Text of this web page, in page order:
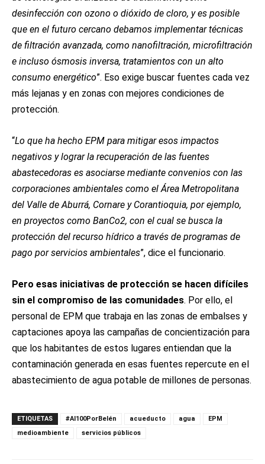
desinfección con ozono o dióxido de cloro, y es posible
que en el futuro cercano debamos implementar técnicas
de filtración avanzada, como nanofiltración, microfiltración
e incluso ósmosis inversa, tratamientos con un alto
consumo energético”. Eso exige buscar fuentes cada vez
más lejanas y en zonas con mejores condiciones de
protección.
“Lo que ha hecho EPM para mitigar esos impactos
negativos y lograr la recuperación de las fuentes
abastecedoras es asociarse mediante convenios con las
corporaciones ambientales como el Área Metropolitana
del Valle de Aburrá, Cornare y Corantioquia, por ejemplo,
en proyectos como BanCo2, con el cual se busca la
protección del recurso hídrico a través de programas de
pago por servicios ambientales”, dice el funcionario.
Pero esas iniciativas de protección se hacen difíciles
sin el compromiso de las comunidades. Por ello, el
personal de EPM que trabaja en las zonas de embalses y
captaciones apoya las campañas de concientización para
que los habitantes de estos lugares entiendan que la
contaminación generada en esas fuentes repercute en el
abastecimiento de agua potable de millones de personas.
ETIQUETAS #Al100PorBelén acueducto agua
EPM
medioambiente
servicios públicos